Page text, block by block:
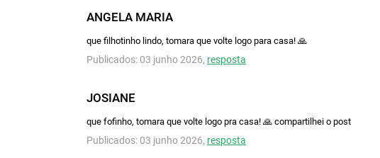
ANGELA MARIA
que filhotinho lindo, tomara que volte logo para casa! 🙏
Publicados: 03 junho 2026, resposta
JOSIANE
que fofinho, tomara que volte logo pra casa! 🙏 compartilhei o post
Publicados: 03 junho 2026, resposta